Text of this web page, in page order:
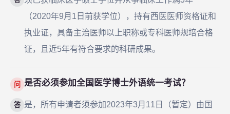
（2020年9月1日前获学位），持有西医医师资格证和
执业证，具备主治医师以上职称或专科医师规培合格
证，且近5年有符合要求的科研成果。
问 是否必须参加全国医学博士外语统一考试？
答 是，所有申请者须参加2023年3月11日（暂定）由国